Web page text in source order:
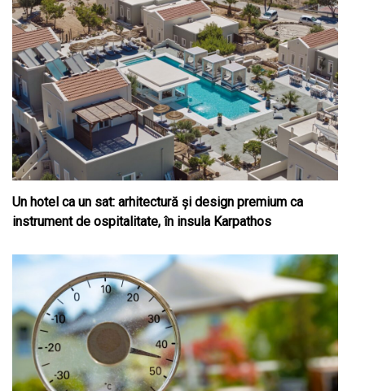
Un hotel ca un sat: arhitectură și design premium ca
instrument de ospitalitate, în insula Karpathos